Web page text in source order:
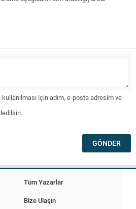
için adım, e-posta adresim ve
Tüm Yazarlar
Bize Ulaşın